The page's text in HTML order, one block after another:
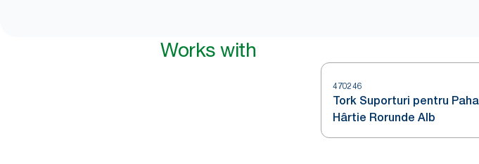
Works with
470246
Tork Suporturi pentru
Hârtie Rorunde Alb